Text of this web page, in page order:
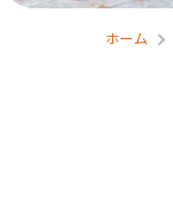
ホーム